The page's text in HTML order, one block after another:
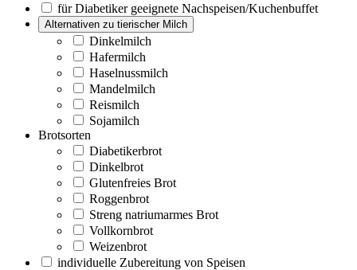
für Diabetiker geeignete Nachspeisen/Kuchenbuffet
Alternativen zu tierischer Milch
Dinkelmilch
Hafermilch
Haselnussmilch
Mandelmilch
Reismilch
Sojamilch
Brotsorten
Diabetikerbrot
Dinkelbrot
Glutenfreies Brot
Roggenbrot
Streng natriumarmes Brot
Vollkornbrot
Weizenbrot
individuelle Zubereitung von Speisen